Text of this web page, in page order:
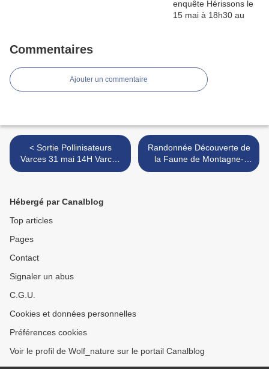
Commentaires
Ajouter un commentaire
< Sortie Pollinisateurs
Varces 31 mai 14H Varces
Mairie ou 14h30 parking
Randonnée Découverte de
la Faune de Montagne-
Prélenfrey-Col vert
Hébergé par Canalblog
Top articles
Pages
Contact
Signaler un abus
C.G.U.
Cookies et données personnelles
Préférences cookies
Voir le profil de Wolf_nature sur le portail Canalblog